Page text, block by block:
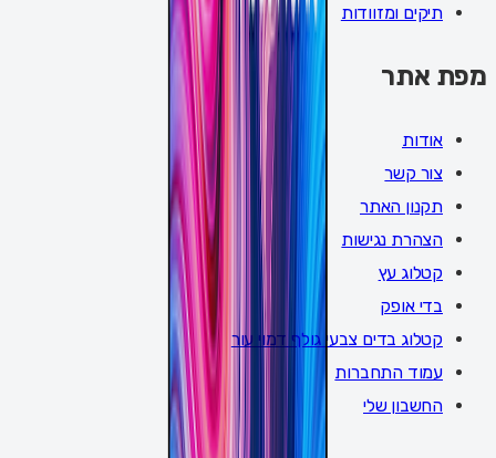
תיקים ומזוודות
מפת אתר
אודות
צור קשר
תקנון האתר
הצהרת נגישות
קטלוג עץ
בדי אופק
קטלוג בדים צבעי גולף דמוי עור
עמוד התחברות
החשבון שלי